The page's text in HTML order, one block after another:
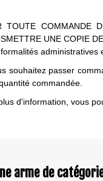
TOUTE COMMANDE
UNE COPIE
administratives
souhaitez passer
commandée.
d'information, vous
arme de